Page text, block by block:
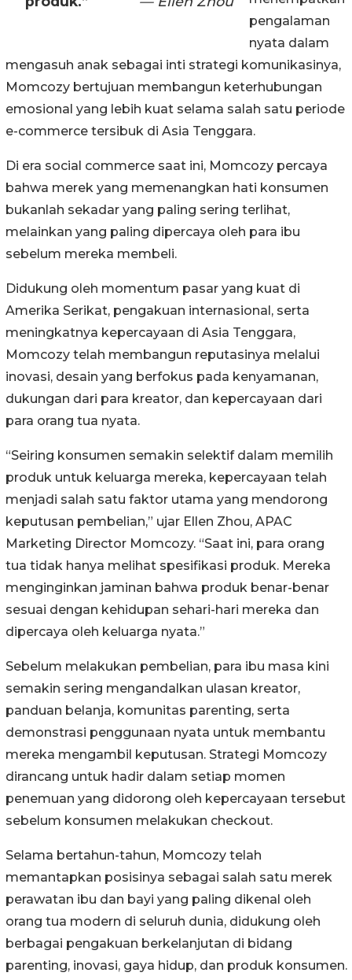
pengalaman
nyata dalam
mengasuh anak sebagai inti strategi komunikasinya,
Momcozy bertujuan membangun keterhubungan
emosional yang lebih kuat selama salah satu periode
e-commerce tersibuk di Asia Tenggara.
Di era social commerce saat ini, Momcozy percaya
bahwa merek yang memenangkan hati konsumen
bukanlah sekadar yang paling sering terlihat,
melainkan yang paling dipercaya oleh para ibu
sebelum mereka membeli.
Didukung oleh momentum pasar yang kuat di
Amerika Serikat, pengakuan internasional, serta
meningkatnya kepercayaan di Asia Tenggara,
Momcozy telah membangun reputasinya melalui
inovasi, desain yang berfokus pada kenyamanan,
dukungan dari para kreator, dan kepercayaan dari
para orang tua nyata.
“Seiring konsumen semakin selektif dalam memilih
produk untuk keluarga mereka, kepercayaan telah
menjadi salah satu faktor utama yang mendorong
keputusan pembelian,” ujar Ellen Zhou, APAC
Marketing Director Momcozy. “Saat ini, para orang
tua tidak hanya melihat spesifikasi produk. Mereka
menginginkan jaminan bahwa produk benar-benar
sesuai dengan kehidupan sehari-hari mereka dan
dipercaya oleh keluarga nyata.”
Sebelum melakukan pembelian, para ibu masa kini
semakin sering mengandalkan ulasan kreator,
panduan belanja, komunitas parenting, serta
demonstrasi penggunaan nyata untuk membantu
mereka mengambil keputusan. Strategi Momcozy
dirancang untuk hadir dalam setiap momen
penemuan yang didorong oleh kepercayaan tersebut
sebelum konsumen melakukan checkout.
Selama bertahun-tahun, Momcozy telah
memantapkan posisinya sebagai salah satu merek
perawatan ibu dan bayi yang paling dikenal oleh
orang tua modern di seluruh dunia, didukung oleh
berbagai pengakuan berkelanjutan di bidang
parenting, inovasi, gaya hidup, dan produk konsumen.